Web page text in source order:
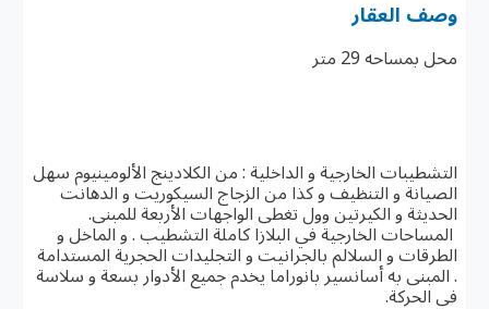
وصف العقار
محل بمساحه 29 متر
التشطيبات الخارجية و الداخلية : من الكلادينج الألومينيوم سهل
الصيانة و التنظيف و كذا من الزجاج السيكوريت و الدهانت
الحديثة و الكيرتين وول تغطى الواجهات الأربعة للمبنى.
المساحات الخارجية في البلازا كاملة التشطيب . و الماخل و
الطرقات و السلالم بالجرانيت و التجليدات الحجرية المستدامة
. المبنى به أسانسير بانوراما يخدم جميع الأدوار بسعة و سلاسة
في الحركة.